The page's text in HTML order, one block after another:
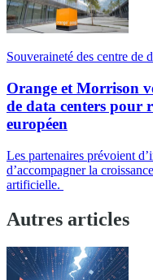
Souveraineté des centre de
Orange et Morrison
de data centers pour
européen
Les partenaires prévoient
d’accompagner la
artificielle.
Autres articles